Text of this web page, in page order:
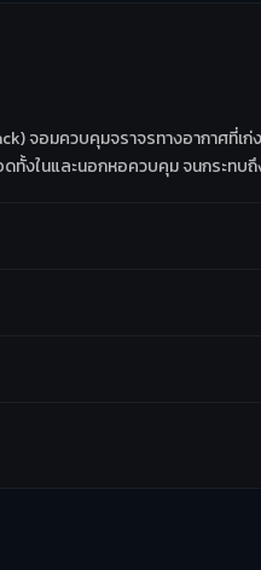
จอมควบคุมจราจรทางอากาศที่
ดทั้งในและนอกหอควบคุม จนกระท